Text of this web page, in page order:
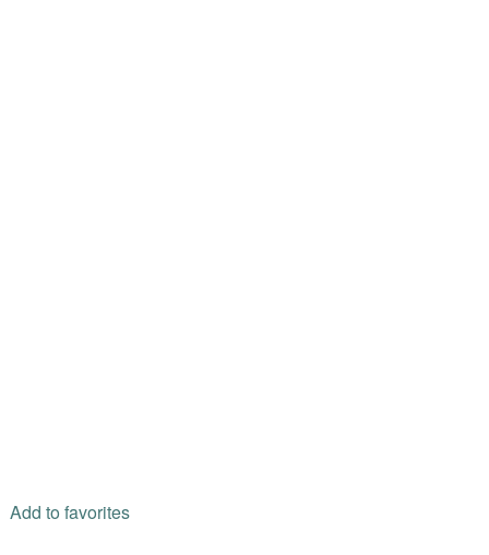
Add to favorites